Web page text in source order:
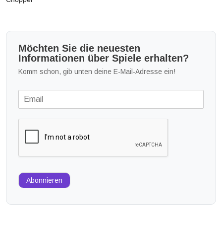
Möchten Sie die neuesten
Informationen über Spiele erhalten?
Komm schon, gib unten deine E-Mail-Adresse ein!
Abonnieren